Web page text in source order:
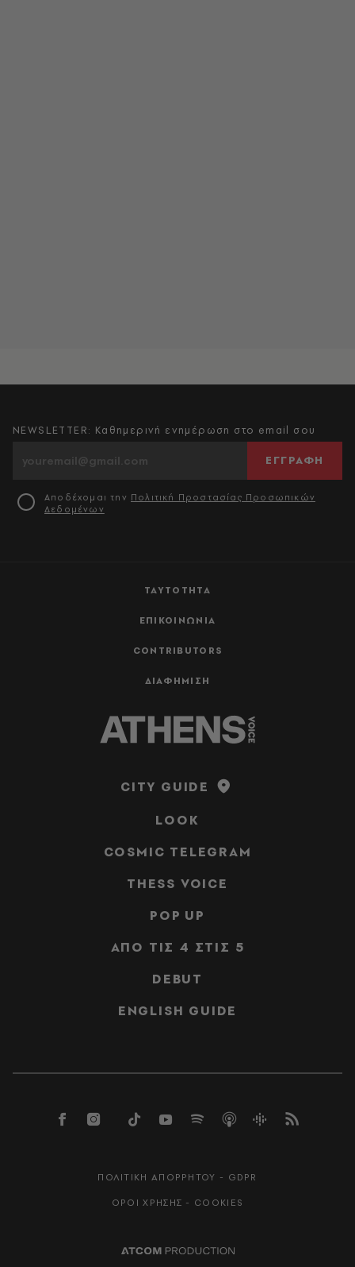
ΤΑΥΤΟΤΗΤΑ
ΕΠΙΚΟΙΝΩΝΙΑ
CONTRIBUTORS
ΔΙΑΦΗΜΙΣΗ
NEWSLETTER: Καθημερινή ενημέρωση στο email σου
ΕΓΓΡΑΦΗ
Αποδέχομαι την Πολιτική Προστασίας Προσωπικών
Δεδομένων
CITY GUIDE
LOOK
COSMIC TELEGRAM
THESS VOICE
POP UP
ΑΠΟ ΤΙΣ 4 ΣΤΙΣ 5
DEBUT
ENGLISH GUIDE
ΠΟΛΙΤΙΚΗ ΑΠΟΡΡΗΤΟΥ - GDPR
ΟΡΟΙ ΧΡΗΣΗΣ - COOKIES